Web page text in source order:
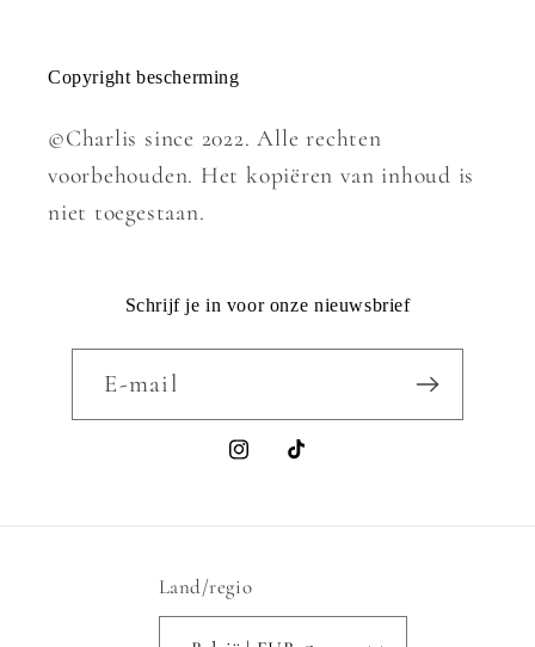
Copyright bescherming
©Charlis since 2022. Alle rechten
voorbehouden. Het kopiëren van inhoud is
niet toegestaan.
Schrijf je in voor onze nieuwsbrief
E‑mail
InstagramTikTok
Land/regio